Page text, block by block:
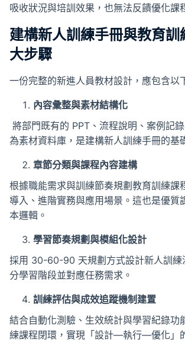
吸收狀況與培訓效果，也無法反饋優化課
建構新人訓練手冊與教育訓
大步驟
一份完整的新進人員教材設計，應包含以
內容彙整與素材結構化
將部門既有的 PPT、流程說明、案例記
為素材資料庫，是建構新人訓練手冊的基
章節分類與課程內容建構
根據職能需求與訓練節奏規劃教育訓練課
導入、進階實務與應用場景。這也是優質
本邏輯。
學習節奏規劃與模組化設計
採用 30-60-90 天規劃方式設計新人訓練
分學習階段並對應任務需求。
訓練評估與成效追蹤機制建置
結合自動化測驗、生效統計與學習紀錄功
練課程閉環，實現「設計—執行—優化」